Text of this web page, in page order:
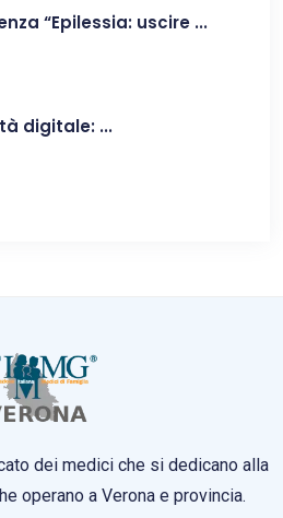
“Epilessia: uscire ...
digitale: ...
dei medici che si dedicano alla
operano a Verona e provincia.